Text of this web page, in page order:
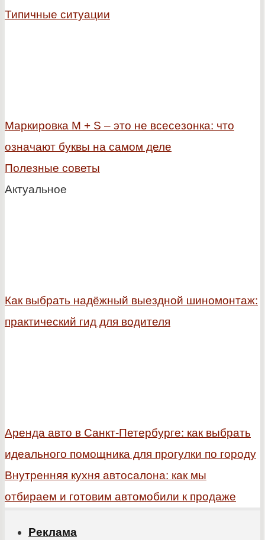
Типичные ситуации
Маркировка M + S – это не всесезонка: что
означают буквы на самом деле
Полезные советы
Актуальное
Как выбрать надёжный выездной шиномонтаж:
практический гид для водителя
Аренда авто в Санкт-Петербурге: как выбрать
идеального помощника для прогулки по городу
Внутренняя кухня автосалона: как мы
отбираем и готовим автомобили к продаже
Реклама